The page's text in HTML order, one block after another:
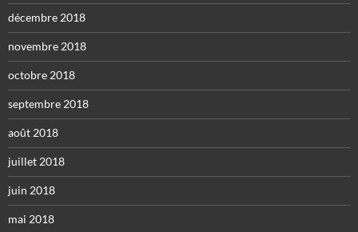
décembre 2018
novembre 2018
octobre 2018
septembre 2018
août 2018
juillet 2018
juin 2018
mai 2018